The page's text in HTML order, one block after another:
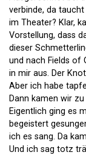
verbinde, da
im Theater? Klar,
Vorstellung, dass
dieser
und nach Fields of
in mir aus. Der
Aber ich habe
Dann kamen wir
Eigentlich ging es
begeistert
ich es sang. Da
Und ich sag totz